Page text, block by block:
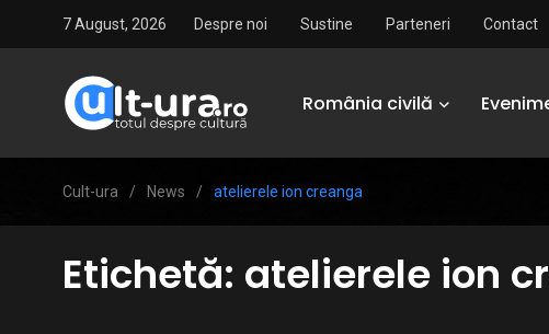
7 August, 2026 Despre noi Sustine Parteneri Contact
România civilă
Cult-ura / News / atelierele ion creanga
Etichetă: atelierele ion